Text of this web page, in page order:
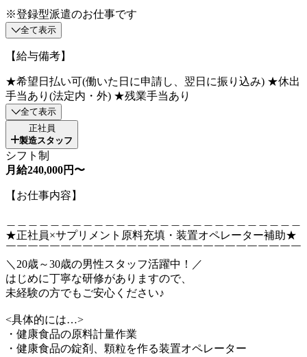
※登録型派遣のお仕事です
全て表示
【給与備考】
★希望日払い可(働いた日に申請し、翌日に振り込み) ★休出
手当あり(法定内・外) ★残業手当あり
全て表示
正社員
製造スタッフ
シフト制
月給240,000円〜
【お仕事内容】
★正社員×サプリメント原料充填・装置オペレーター補助★
￣￣￣￣￣￣￣￣￣￣￣￣￣￣￣￣￣￣￣￣￣￣￣￣￣￣￣
＼20歳～30歳の男性スタッフ活躍中！／
はじめに丁寧な研修がありますので、
未経験の方でもご安心ください♪
<具体的には…>
・健康食品の原料計量作業
・健康食品の錠剤、顆粒を作る装置オペレーター